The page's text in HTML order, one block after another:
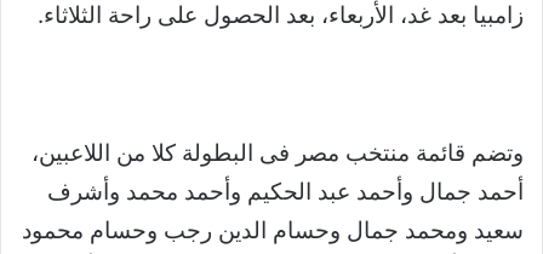
زامبيا بعد غد، الأربعاء، بعد الحصول على راحة الثلاثاء.
وتضم قائمة منتخب مصر فى البطولة كلا من اللاعبين،
أحمد جمال وأحمد عبد الحكيم وأحمد محمد وأشرف
سعيد ومحمد جمال وحسام الدين رجب وحسام محمود